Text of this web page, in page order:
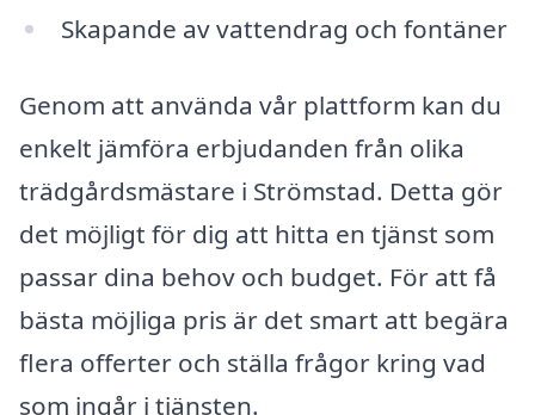
Skapande av vattendrag och fontäner
Genom att använda vår plattform kan du
enkelt jämföra erbjudanden från olika
trädgårdsmästare i Strömstad. Detta gör
det möjligt för dig att hitta en tjänst som
passar dina behov och budget. För att få
bästa möjliga pris är det smart att begära
flera offerter och ställa frågor kring vad
som ingår i tjänsten.